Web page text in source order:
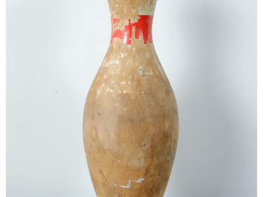
Table
Shelf / Cabinet
Other
Homeware
Kitchenware
Baskets
Other
Remake
Bag
Cushion
Rug
Blanket